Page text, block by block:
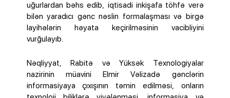
uğurlardan bəhs edib, iqtisadi inkişafa töhfə verə
bilən yaradıcı gənc nəslin formalaşması və birgə
layihələrin həyata keçirilməsinin vacibliyini
vurğulayıb.
Nəqliyyat, Rabitə və Yüksək Texnologiyalar
nazirinin müavini Elmir Vəlizadə gənclərin
informasiyaya çıxışının təmin edilməsi, onların